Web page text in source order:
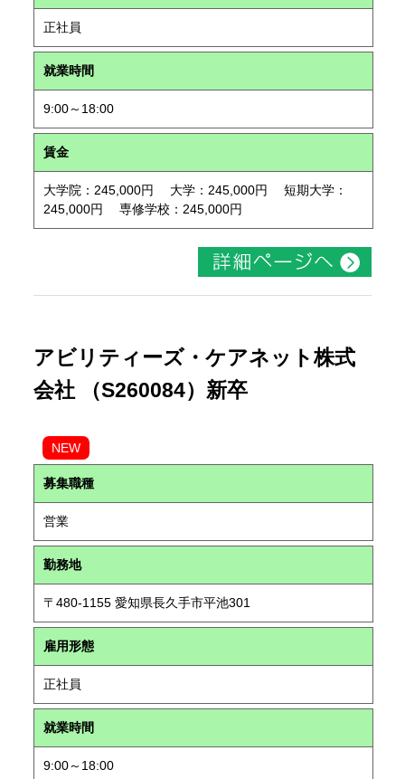
正社員
就業時間
9:00～18:00
賃金
大学院：245,000円 大学：245,000円 短期大学：
245,000円 専修学校：245,000円
アビリティーズ・ケアネット株式
会社 （S260084）新卒
NEW
募集職種
営業
勤務地
〒480-1155 愛知県長久手市平池301
雇用形態
正社員
就業時間
9:00～18:00